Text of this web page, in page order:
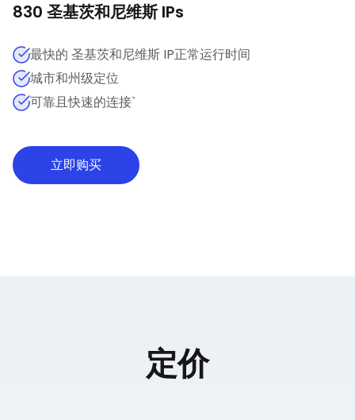
830 圣基茨和尼维斯IPs
最快的 圣基茨和尼维斯 IP正常运行时间
城市和州级定位
可靠且快速的连接`
立即购买
定价